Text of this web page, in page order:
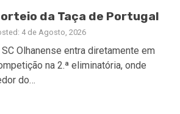
da Taça de Portugal
4 de Agosto, 2026
SC Olhanense entra diretamente em
na 2.ª eliminatória, onde
do…